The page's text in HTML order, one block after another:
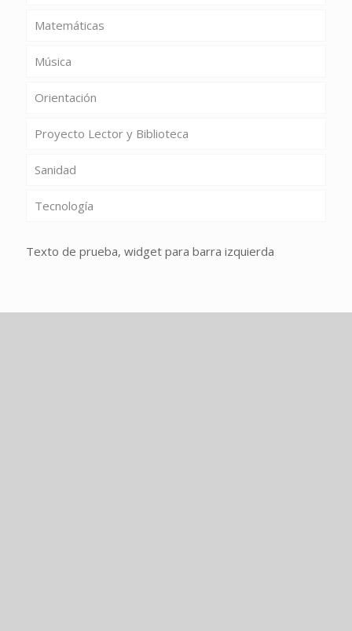
Matemáticas
Música
Orientación
Proyecto Lector y Biblioteca
Sanidad
Tecnología
Texto de prueba, widget para barra izquierda